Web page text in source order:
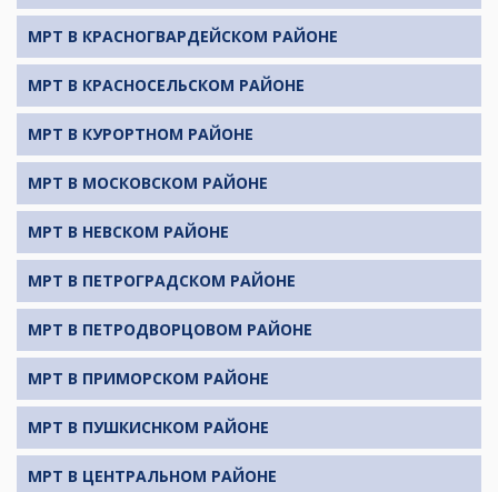
МРТ В КРАСНОГВАРДЕЙСКОМ РАЙОНЕ
МРТ В КРАСНОСЕЛЬСКОМ РАЙОНЕ
МРТ В КУРОРТНОМ РАЙОНЕ
МРТ В МОСКОВСКОМ РАЙОНЕ
МРТ В НЕВСКОМ РАЙОНЕ
МРТ В ПЕТРОГРАДСКОМ РАЙОНЕ
МРТ В ПЕТРОДВОРЦОВОМ РАЙОНЕ
МРТ В ПРИМОРСКОМ РАЙОНЕ
МРТ В ПУШКИСНКОМ РАЙОНЕ
МРТ В ЦЕНТРАЛЬНОМ РАЙОНЕ